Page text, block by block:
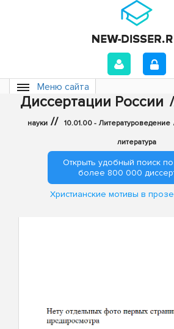
Меню сайта
Диссертации России
науки // 10.01.00 - Литературоведение
литература
Открыть удобный поиск по
более 800 000
Христианские мотивы в